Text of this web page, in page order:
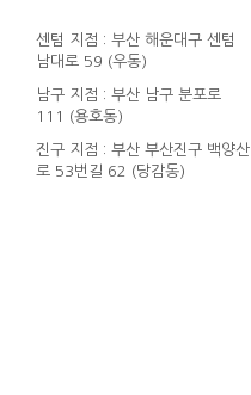
센텀 지점 : 부산 해운대구 센텀
남대로 59 (우동)
남구 지점 : 부산 남구 분포로
111 (용호동)
진구 지점 : 부산 부산진구 백양산
로 53번길 62 (당감동)